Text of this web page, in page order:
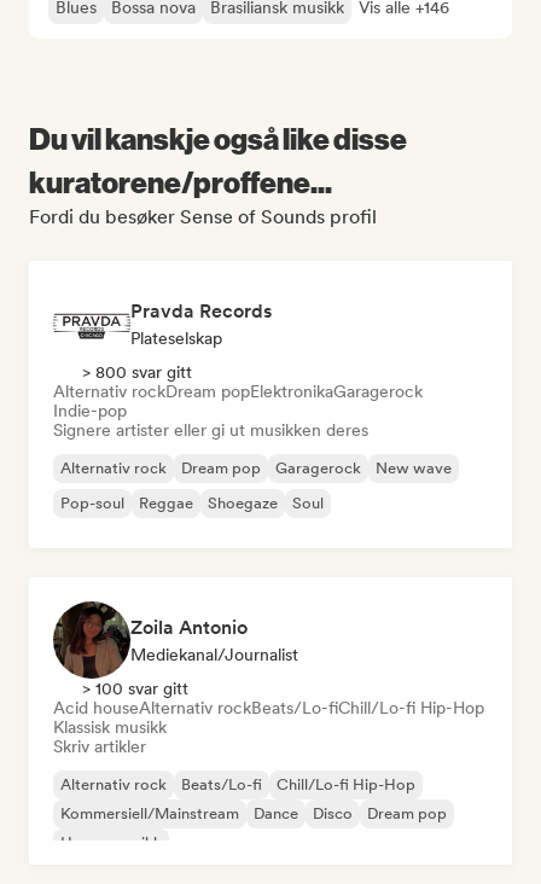
Blues
Bossa nova Brasiliansk musikk Vis alle +146
Du vil kanskje også like disse
kuratorene/proffene...
Fordi du besøker Sense of Sounds profil
Pravda Records
Plateselskap
> 800 svar gitt
Alternativ rockDream popElektronikaGaragerock
Indie-pop
Signere artister eller gi ut musikken deres
Alternativ rock Dream pop Garagerock
New wave
Pop-soul
Reggae Shoegaze Soul
Zoila Antonio
Mediekanal/journalist
> 100 svar gitt
Acid houseAlternativ rockBeats/Lo-fiChill/Lo-fi Hip-Hop
Klassisk musikk
Skriv artikler
Alternativ rock Beats/Lo-fi
Chill/Lo-fi Hip-Hop
Kommersiell/Mainstream
Dance Disco
Dream pop
House-musikk